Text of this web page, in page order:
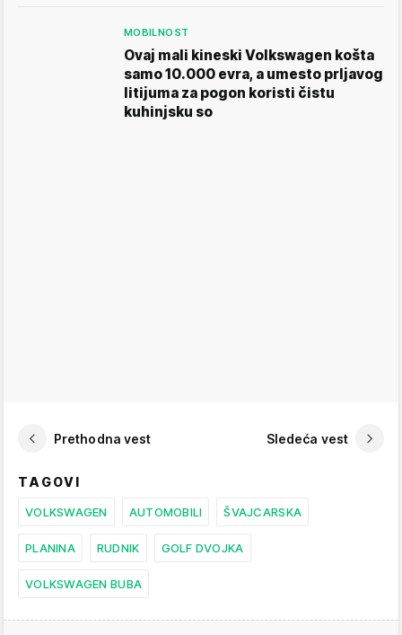
MOBILNOST
Ovaj mali kineski Volkswagen košta
samo 10.000 evra, a umesto prljavog
litijuma za pogon koristi čistu
kuhinjsku so
Prethodna vest Sledeća vest
TAGOVI
VOLKSWAGEN AUTOMOBILI ŠVAJCARSKA
PLANINA RUDNIK GOLF DVOJKA
VOLKSWAGEN BUBA